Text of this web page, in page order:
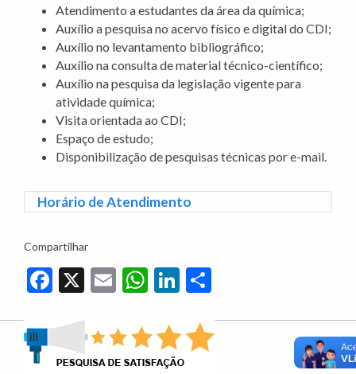
Atendimento a estudantes da área da química;
Auxílio a pesquisa no acervo físico e digital do CDI;
Auxílio no levantamento bibliográfico;
Auxílio na consulta de material técnico-científico;
Auxílio na pesquisa da legislação vigente para
atividade química;
Visita orientada ao CDI;
Espaço de estudo;
Disponibilização de pesquisas técnicas por e-mail.
Horário de Atendimento
Compartilhar
Facebook
X EmailWhatsApp
LinkedIn